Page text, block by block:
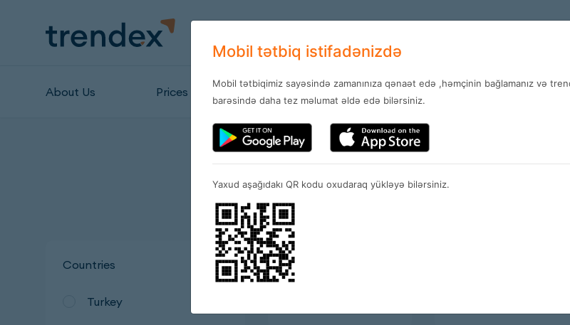
About Us Prices Stores News
Stores
Countries
Turkey
Mobil tətbiq istifadənizdə
Mobil tətbiqimiz sayəsində zamanınıza qənaət edə ,həmçinin bağlamanız və
barəsində daha tez məlumat əldə edə bilərsiniz.
Yaxud aşağıdakı QR kodu oxudaraq yükləyə bilərsiniz.